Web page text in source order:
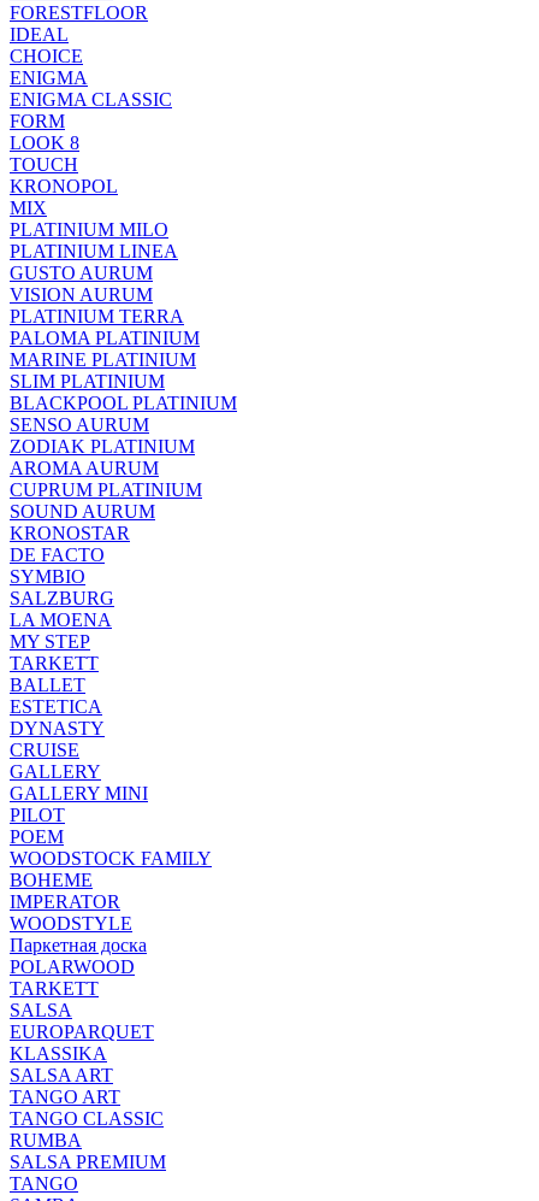
FORESTFLOOR
IDEAL
CHOICE
ENIGMA
ENIGMA CLASSIC
FORM
LOOK 8
TOUCH
KRONOPOL
MIX
PLATINIUM MILO
PLATINIUM LINEA
GUSTO AURUM
VISION AURUM
PLATINIUM TERRA
PALOMA PLATINIUM
MARINE PLATINIUM
SLIM PLATINIUM
BLACKPOOL PLATINIUM
SENSO AURUM
ZODIAK PLATINIUM
AROMA AURUM
CUPRUM PLATINIUM
SOUND AURUM
KRONOSTAR
DE FACTO
SYMBIO
SALZBURG
LA MOENA
MY STEP
TARKETT
BALLET
ESTETICA
DYNASTY
CRUISE
GALLERY
GALLERY MINI
PILOT
POEM
WOODSTOCK FAMILY
BOHEME
IMPERATOR
WOODSTYLE
Паркетная доска
POLARWOOD
TARKETT
SALSA
EUROPARQUET
KLASSIKA
SALSA ART
TANGO ART
TANGO CLASSIC
RUMBA
SALSA PREMIUM
TANGO